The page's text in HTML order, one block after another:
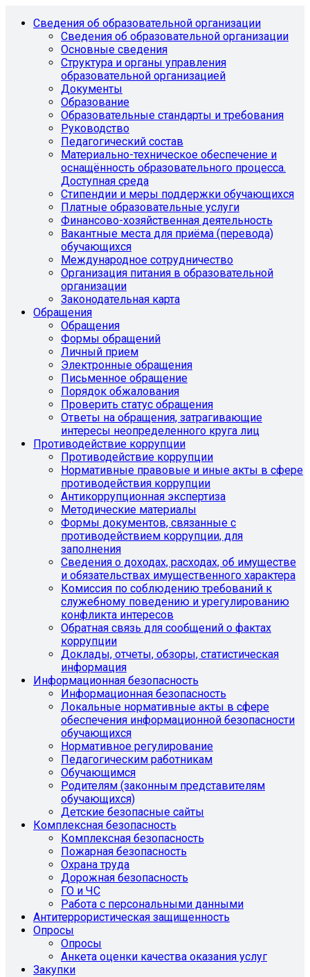
Сведения об образовательной организации
Сведения об образовательной организации
Основные сведения
Структура и органы управления
образовательной организацией
Документы
Образование
Образовательные стандарты и требования
Руководство
Педагогический состав
Материально-техническое обеспечение и
оснащённость образовательного процесса.
Доступная среда
Стипендии и меры поддержки обучающихся
Платные образовательные услуги
Финансово-хозяйственная деятельность
Вакантные места для приёма (перевода)
обучающихся
Международное сотрудничество
Организация питания в образовательной
организации
Законодательная карта
Обращения
Обращения
Формы обращений
Личный прием
Электронные обращения
Письменное обращение
Порядок обжалования
Проверить статус обращения
Ответы на обращения, затрагивающие
интересы неопределенного круга лиц
Противодействие коррупции
Противодействие коррупции
Нормативные правовые и иные акты в сфере
противодействия коррупции
Антикоррупционная экспертиза
Методические материалы
Формы документов, связанные с
противодействием коррупции, для
заполнения
Сведения о доходах, расходах, об имуществе
и обязательствах имущественного характера
Комиссия по соблюдению требований к
служебному поведению и урегулированию
конфликта интересов
Обратная связь для сообщений о фактах
коррупции
Доклады, отчеты, обзоры, статистическая
информация
Информационная безопасность
Информационная безопасность
Локальные нормативные акты в сфере
обеспечения информационной безопасности
обучающихся
Нормативное регулирование
Педагогическим работникам
Обучающимся
Родителям (законным представителям
обучающихся)
Детские безопасные сайты
Комплексная безопасность
Комплексная безопасность
Пожарная безопасность
Охрана труда
Дорожная безопасность
ГО и ЧС
Работа с персональными данными
Антитеррористическая защищенность
Опросы
Опросы
Анкета оценки качества оказания услуг
Закупки